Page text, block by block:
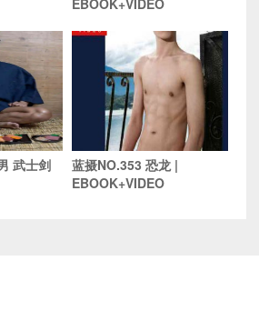
EBOOK+VIDEO
武士剑
蓝摄NO.353 恐龙 |
EBOOK+VIDEO